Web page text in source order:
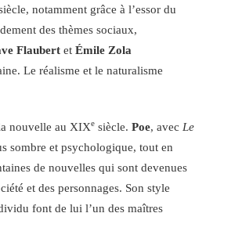
notamment grâce à l’essor du
des thèmes sociaux,
Flaubert et Émile Zola
Le réalisme et le naturalisme
nouvelle au XIXe siècle. Poe, avec Le
sombre et psychologique, tout en
de nouvelles qui sont devenues
et des personnages. Son style
font de lui l’un des maîtres